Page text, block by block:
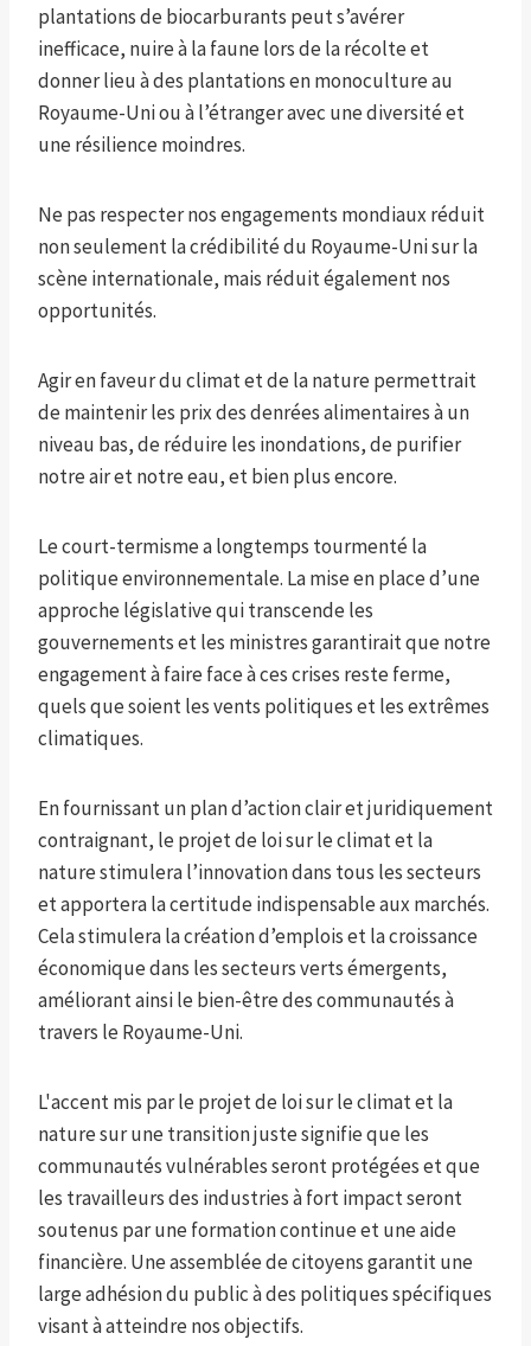
plantations de biocarburants peut s’avérer
inefficace, nuire à la faune lors de la récolte et
donner lieu à des plantations en monoculture au
Royaume-Uni ou à l’étranger avec une diversité et
une résilience moindres.
Ne pas respecter nos engagements mondiaux réduit
non seulement la crédibilité du Royaume-Uni sur la
scène internationale, mais réduit également nos
opportunités.
Agir en faveur du climat et de la nature permettrait
de maintenir les prix des denrées alimentaires à un
niveau bas, de réduire les inondations, de purifier
notre air et notre eau, et bien plus encore.
Le court-termisme a longtemps tourmenté la
politique environnementale. La mise en place d’une
approche législative qui transcende les
gouvernements et les ministres garantirait que notre
engagement à faire face à ces crises reste ferme,
quels que soient les vents politiques et les extrêmes
climatiques.
En fournissant un plan d’action clair et juridiquement
contraignant, le projet de loi sur le climat et la
nature stimulera l’innovation dans tous les secteurs
et apportera la certitude indispensable aux marchés.
Cela stimulera la création d’emplois et la croissance
économique dans les secteurs verts émergents,
améliorant ainsi le bien-être des communautés à
travers le Royaume-Uni.
L'accent mis par le projet de loi sur le climat et la
nature sur une transition juste signifie que les
communautés vulnérables seront protégées et que
les travailleurs des industries à fort impact seront
soutenus par une formation continue et une aide
financière. Une assemblée de citoyens garantit une
large adhésion du public à des politiques spécifiques
visant à atteindre nos objectifs.